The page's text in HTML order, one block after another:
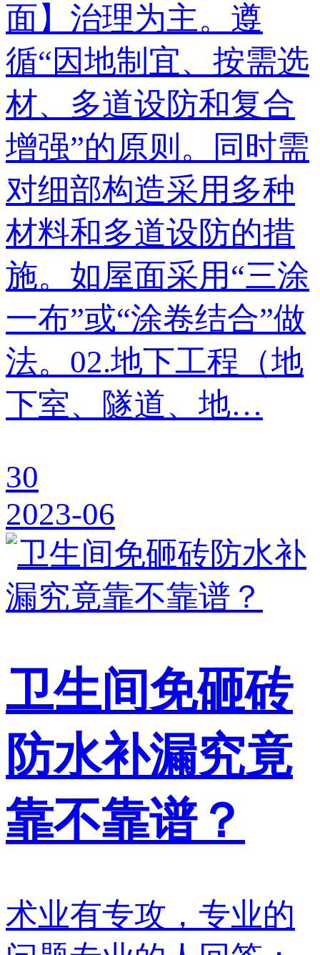
面】治理为主。遵
循“因地制宜、按需选
材、多道设防和复合
增强”的原则。同时需
对细部构造采用多种
材料和多道设防的措
施。如屋面采用“三涂
一布”或“涂卷结合”做
法。02.地下工程（地
下室、隧道、地…
30
2023-06
卫生间免砸砖
防水补漏究竟
靠不靠谱？
术业有专攻，专业的